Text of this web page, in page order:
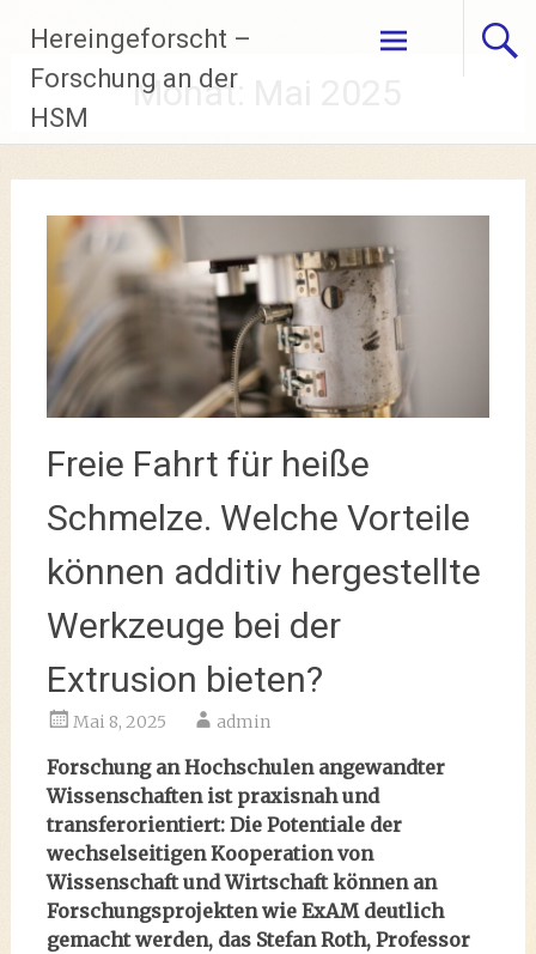
Inhalt
springen
Hereingeforscht –
Forschung an der
HSM
Monat:
Freie Fahrt für heiße
Schmelze. Welche Vorteile
können additiv hergestellte
Werkzeuge bei der
Extrusion bieten?
Mai 8, 2025 admin
Forschung an Hochschulen angewandter
Wissenschaften ist praxisnah und
transferorientiert: Die Potentiale der
wechselseitigen Kooperation von
Wissenschaft und Wirtschaft können an
Forschungsprojekten wie ExAM deutlich
gemacht werden, das Stefan Roth, Professor